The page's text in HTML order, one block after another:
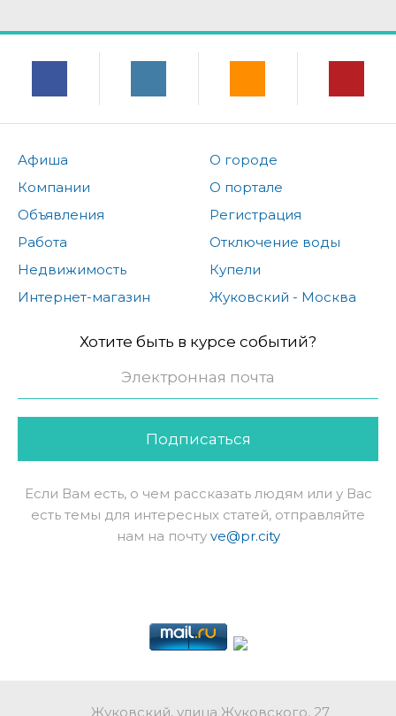
Афиша
Компании
Объявления
Работа
Недвижимость
Интернет-магазин
О городе
О портале
Регистрация
Отключение воды
Купели
Жуковский - Москва
Хотите быть в курсе событий?
Подписаться
Если Вам есть, о чем рассказать людям или у Вас
есть темы для интересных статей, отправляйте
нам на почту ve@pr.city
Жуковский, улица Жуковского, 27